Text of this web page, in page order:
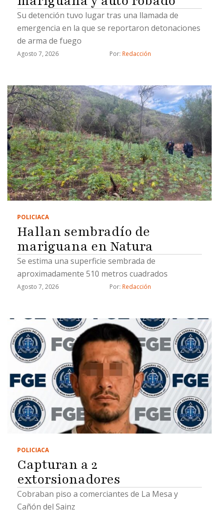
Su detención tuvo lugar tras una llamada de
emergencia en la que se reportaron detonaciones
de arma de fuego
Agosto 7, 2026 Por: Redacción
POLICIACA
Hallan sembradío de
mariguana en Natura
Se estima una superficie sembrada de
aproximadamente 510 metros cuadrados
Agosto 7, 2026 Por: Redacción
POLICIACA
Capturan a 2
extorsionadores
Cobraban piso a comerciantes de La Mesa y
Cañón del Sainz